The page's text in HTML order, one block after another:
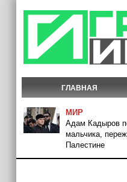
ГЛАВНАЯ
МИР
Адам Кадыров
мальчика,
Палестине